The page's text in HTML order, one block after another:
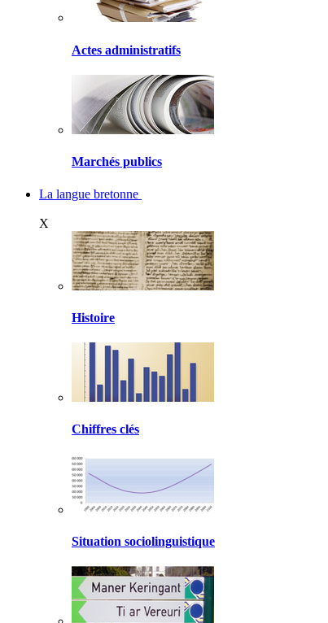
Actes administratifs
Marchés publics
La langue bretonne
X
Histoire
Chiffres clés
Situation sociolinguistique